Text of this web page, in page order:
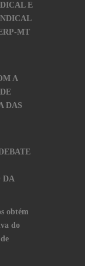
E
MT
A
DAS
DA
obtém
do